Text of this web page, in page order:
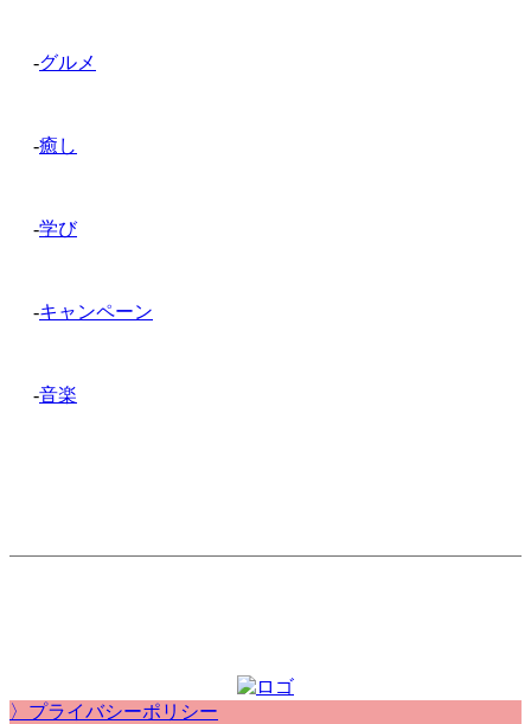
-グルメ
-癒し
-学び
-キャンペーン
-音楽
〉プライバシーポリシー